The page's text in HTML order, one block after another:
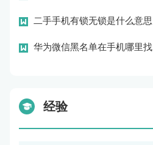
二手手机有锁无锁是什么意思
华为微信黑名单在手机哪里找
经验